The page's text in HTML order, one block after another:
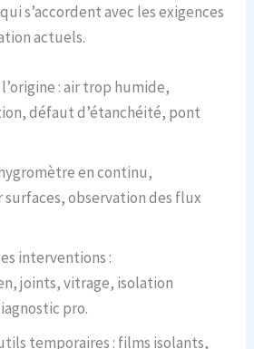
s’accordent avec les exigences
actuels.
: air trop humide,
défaut d’étanchéité, pont
en continu,
observation des flux
interventions :
joints, vitrage, isolation
pro.
temporaires : films isolants,